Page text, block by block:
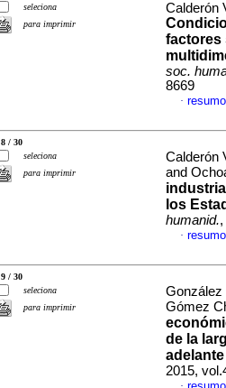
seleciona
para imprimir
Calderón
factores
soc.
8669
·
8 / 30
seleciona
para imprimir
Calderón
and
los
humanid.
·
9 / 30
seleciona
para imprimir
González
Gómez
de la
2015,